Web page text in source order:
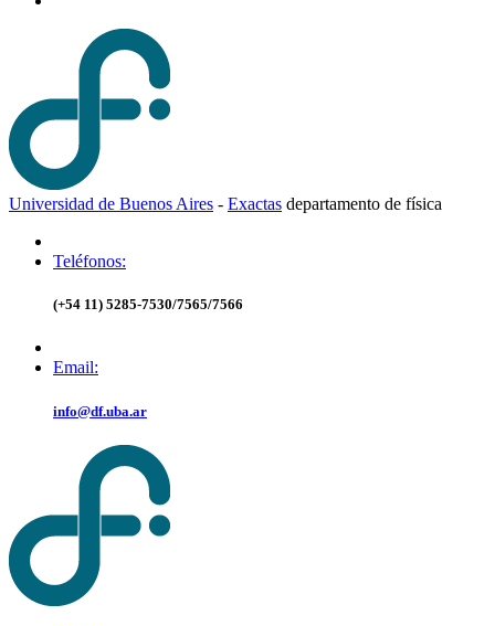
Universidad de Buenos Aires - Exactas departamento de física
Teléfonos:
(+54 11) 5285-7530/7565/7566
Email:
info@df.uba.ar